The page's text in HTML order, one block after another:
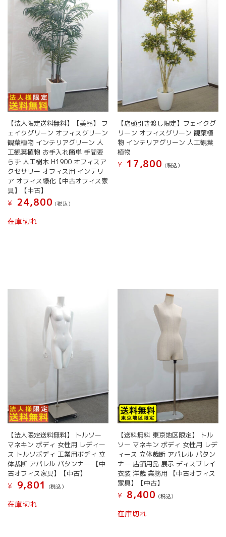
【法人限定送料無料】【美品】 フ
ェイクグリーン オフィスグリーン
観葉植物 インテリアグリーン 人
工観葉植物 お手入れ簡単 手間要
らず 人工樹木 H1900 オフィスア
クセサリー オフィス用 インテリ
ア オフィス緑化【中古オフィス家
具】【中古】
¥
24,800 (税込）
在庫切れ
【店頭引き渡し限定】フェイクグ
リーン オフィスグリーン 観葉植
物 インテリアグリーン 人工観葉
植物
¥
17,800 (税込）
【法人限定送料無料】 トルソー
マネキン ボディ 女性用 レディー
ス トルソボディ 工業用ボディ 立
体裁断 アパレル パタンナー 【中
古オフィス家具】【中古】
¥
9,801 (税込）
在庫切れ
【送料無料 東京地区限定】 トル
ソー マネキン ボディ 女性用 レデ
ィース 立体裁断 アパレル パタン
ナー 店舗用品 展示 ディスプレイ
衣装 洋裁 業務用 【中古オフィス
家具】【中古】
¥
8,400 (税込）
在庫切れ